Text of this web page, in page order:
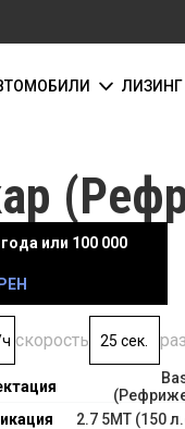
ЛИЗИНГ
года или 100 000
2.7 5MT (150
скорость 25 сек.